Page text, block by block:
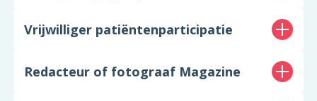
Vrijwilliger patiëntenparticipatie
Redacteur of fotograaf Magazine